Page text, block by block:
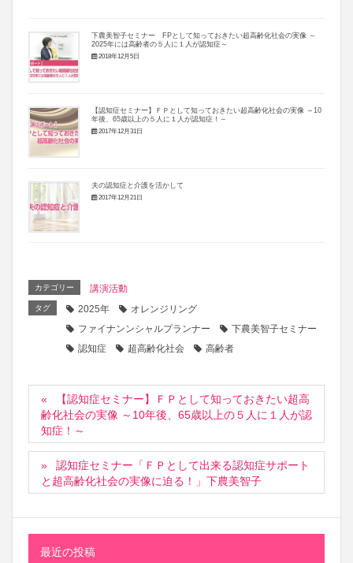
下農美智子セミナー FPとして知っておきたい超高齢化社会の実像 ～
2025年には高齢者の５人に１人が認知症～
2018年12月5日
【認知症セミナー】ＦＰとして知っておきたい超高齢化社会の実像 ～10
年後、65歳以上の５人に１人が認知症！～
2017年12月31日
夫の認知症と介護を活かして
2017年12月21日
カテゴリー 講演活動
タグ 2025年
オレンジリング
ファイナンンシャルプランナー
下農美智子セミナー
認知症
超高齢化社会 高齢者
【認知症セミナー】ＦＰとして知っておきたい超高
齢化社会の実像 ～10年後、65歳以上の５人に１人が認
知症！～
認知症セミナー「ＦＰとして出来る認知症サポート
と超高齢化社会の実像に迫る！」下農美智子
最近の投稿